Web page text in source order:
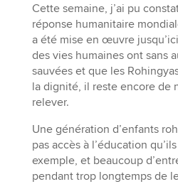
Cette semaine, j’ai pu
réponse humanitaire
a été mise en œuvre
des vies humaines ont sans
sauvées et que les
la dignité, il reste encore de
relever.
Une génération d’enfants
pas accès à l’éducation
exemple, et beaucoup
pendant trop longtemps de